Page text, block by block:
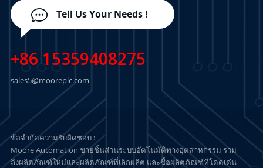
Tell Us Your Needs !
+86 15359408275
sales5@mooreplc.com
ข้อจำกัดความรับผิดชอบ :
Moore Automation ขายชิ้นส่วนระบบอัตโนมัติทางอุตสาหกรรม รวม
ถึงผลิตภัณฑ์ใหม่และผลิตภัณฑ์ที่เลิกผลิต และซื้อผลิตภัณฑ์ที่โดดเด่น